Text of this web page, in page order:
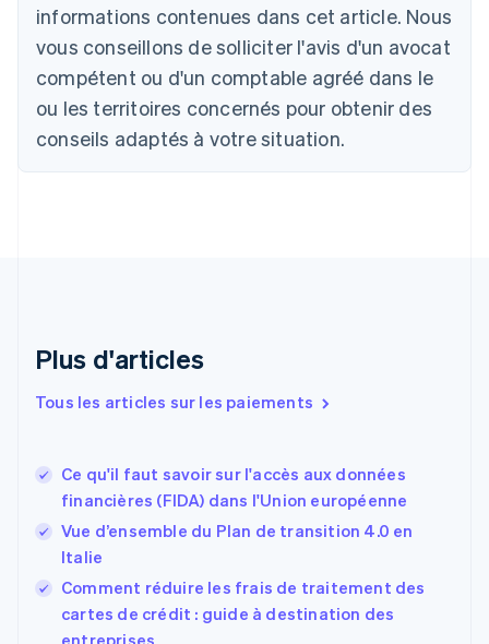
informations contenues dans cet article. Nous
vous conseillons de solliciter l'avis d'un avocat
compétent ou d'un comptable agréé dans le
ou les territoires concernés pour obtenir des
conseils adaptés à votre situation.
Plus d'articles
Tous les articles sur les paiements
Ce qu'il faut savoir sur l'accès aux données
financières (FIDA) dans l'Union européenne
Vue d’ensemble du Plan de transition 4.0 en
Italie
Comment réduire les frais de traitement des
cartes de crédit : guide à destination des
Brésil
Bulgarie
English
Canada
English Français
Chine continentale
Espagne
Estonie
English Español 简体中文
Finlande
English
Français
Gibraltar
English
Grèce